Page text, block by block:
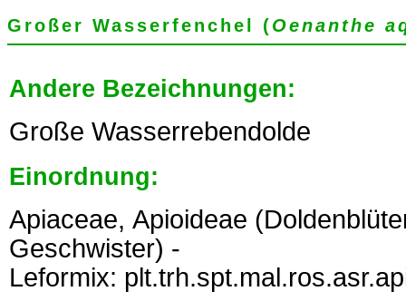
Großer Wasserfenchel (Oenanthe
Andere Bezeichnungen:
Große Wasserrebendolde
Einordnung:
Apiaceae, Apioideae
Geschwister) -
Leformix: